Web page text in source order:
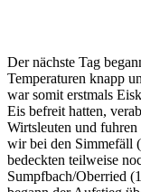
Der nächste Tag
Temperaturen knapp
war somit erstmals
Eis befreit hatten,
Wirtsleuten und
wir bei den Simmefäll
bedeckten teilweise
Sumpfbach/Oberried